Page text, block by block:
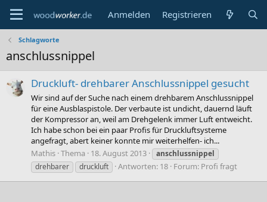
Anmelden Registrieren
Schlagworte
anschlussnippel
Druckluft- drehbarer Anschlussnippel gesucht
Wir sind auf der Suche nach einem drehbarem Anschlussnippel
für eine Ausblaspistole. Der verbaute ist undicht, dauernd läuft
der Kompressor an, weil am Drehgelenk immer Luft entweicht.
Ich habe schon bei ein paar Profis für Druckluftsysteme
angefragt, abert keiner konnte mir weiterhelfen- ich...
Mathis Thema 18. August 2013
anschlussnippel
drehbarer
druckluft Antworten: 18 Forum: Profi fragt